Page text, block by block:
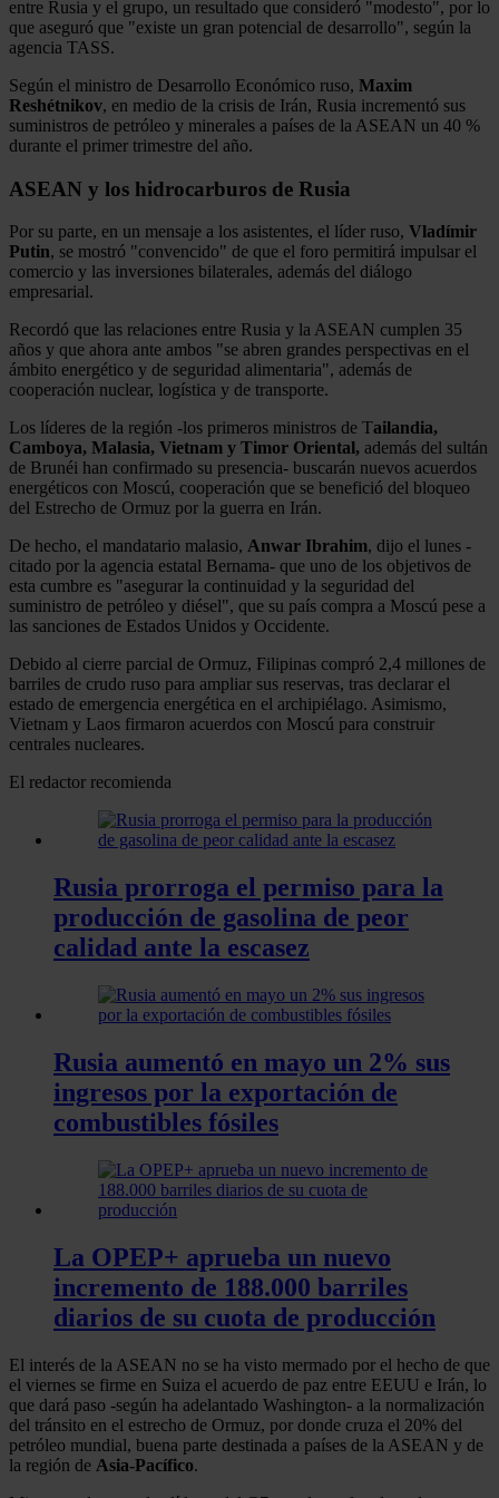
entre Rusia y el grupo, un resultado que consideró "modesto", por lo
que aseguró que "existe un gran potencial de desarrollo", según la
agencia TASS.
Según el ministro de Desarrollo Económico ruso, Maxim
Reshétnikov, en medio de la crisis de Irán, Rusia incrementó sus
suministros de petróleo y minerales a países de la ASEAN un 40 %
durante el primer trimestre del año.
ASEAN y los hidrocarburos de Rusia
Por su parte, en un mensaje a los asistentes, el líder ruso, Vladímir
Putin, se mostró "convencido" de que el foro permitirá impulsar el
comercio y las inversiones bilaterales, además del diálogo
empresarial.
Recordó que las relaciones entre Rusia y la ASEAN cumplen 35
años y que ahora ante ambos "se abren grandes perspectivas en el
ámbito energético y de seguridad alimentaria", además de
cooperación nuclear, logística y de transporte.
Los líderes de la región -los primeros ministros de Tailandia,
Camboya, Malasia, Vietnam y Timor Oriental, además del sultán
de Brunéi han confirmado su presencia- buscarán nuevos acuerdos
energéticos con Moscú, cooperación que se benefició del bloqueo
del Estrecho de Ormuz por la guerra en Irán.
De hecho, el mandatario malasio, Anwar Ibrahim, dijo el lunes -
citado por la agencia estatal Bernama- que uno de los objetivos de
esta cumbre es "asegurar la continuidad y la seguridad del
suministro de petróleo y diésel", que su país compra a Moscú pese a
las sanciones de Estados Unidos y Occidente.
Debido al cierre parcial de Ormuz, Filipinas compró 2,4 millones de
barriles de crudo ruso para ampliar sus reservas, tras declarar el
estado de emergencia energética en el archipiélago. Asimismo,
Vietnam y Laos firmaron acuerdos con Moscú para construir
centrales nucleares.
El redactor recomienda
Rusia prorroga el permiso para la
producción de gasolina de peor
calidad ante la escasez
Rusia aumentó en mayo un 2% sus
ingresos por la exportación de
combustibles fósiles
La OPEP+ aprueba un nuevo
incremento de 188.000 barriles
diarios de su cuota de producción
El interés de la ASEAN no se ha visto mermado por el hecho de que
el viernes se firme en Suiza el acuerdo de paz entre EEUU e Irán, lo
que dará paso -según ha adelantado Washington- a la normalización
del tránsito en el estrecho de Ormuz, por donde cruza el 20% del
petróleo mundial, buena parte destinada a países de la ASEAN y de
la región de Asia-Pacífico.